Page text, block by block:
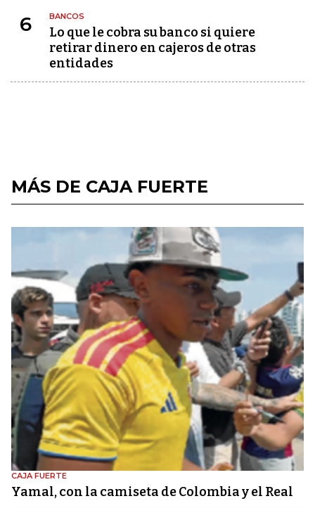
6 BANCOS
Lo que le cobra su banco si quiere
retirar dinero en cajeros de otras
entidades
MÁS DE CAJA FUERTE
CAJA FUERTE
Yamal, con la camiseta de Colombia y el Real